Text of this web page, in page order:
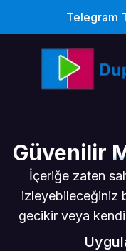
Telegram
Güvenilir
İçeriğe zaten
izleyebileceğiniz
gecikir veya